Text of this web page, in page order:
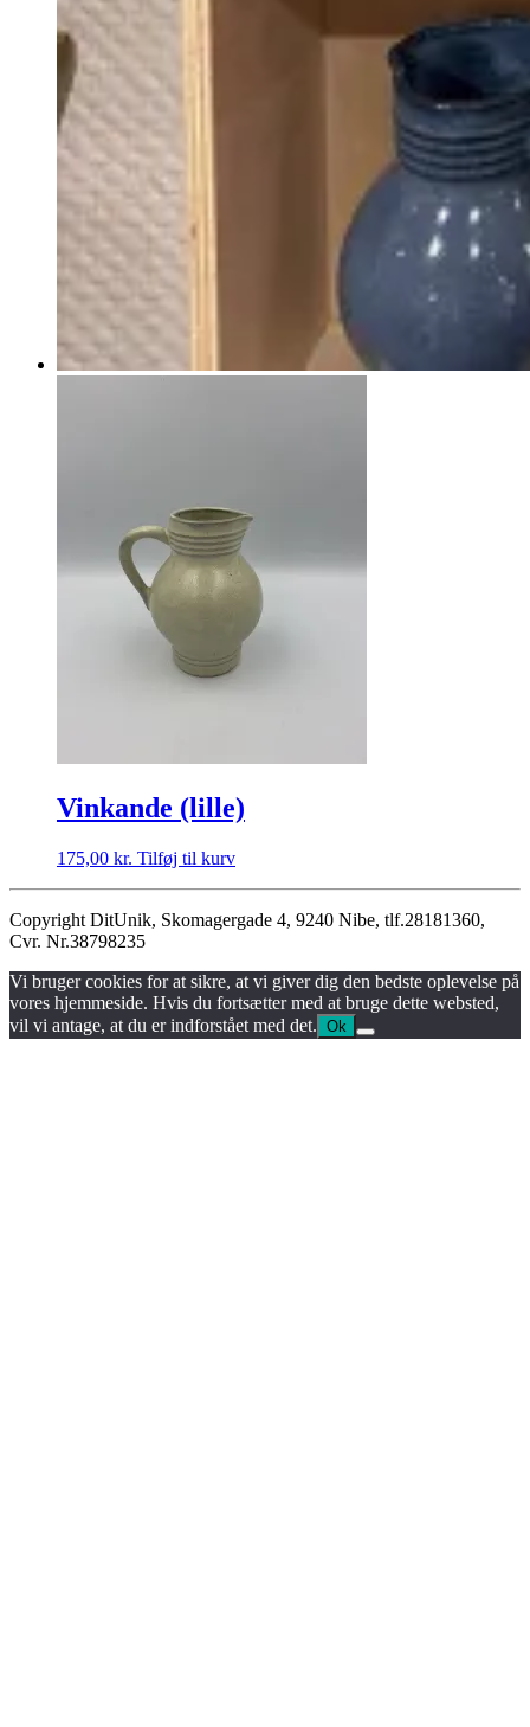
Vinkande (lille)
175,00 kr. Tilføj til kurv
Copyright DitUnik, Skomagergade 4, 9240 Nibe, tlf.28181360,
Cvr. Nr.38798235
Vi bruger cookies for at sikre, at vi giver dig den bedste oplevelse på
vores hjemmeside. Hvis du fortsætter med at bruge dette websted,
vil vi antage, at du er indforstået med det. Ok